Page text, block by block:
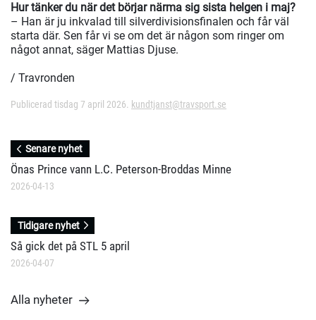
Hur tänker du när det börjar närma sig sista helgen i maj?
– Han är ju inkvalad till silverdivisionsfinalen och får väl
starta där. Sen får vi se om det är någon som ringer om
något annat, säger Mattias Djuse.
/ Travronden
Publicerad tisdag 7 april 2026. kundtjanst@travsport.se
Senare nyhet
Önas Prince vann L.C. Peterson-Broddas Minne
2026-04-13
Tidigare nyhet
Så gick det på STL 5 april
2026-04-07
Alla nyheter